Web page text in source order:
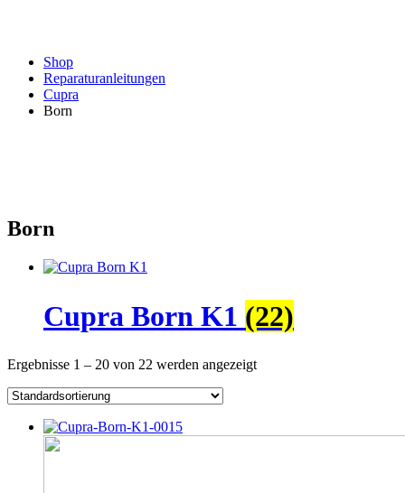
Shop
Reparaturanleitungen
Cupra
Born
Born
Cupra Born K1 (22)
Ergebnisse 1 – 20 von 22 werden angezeigt